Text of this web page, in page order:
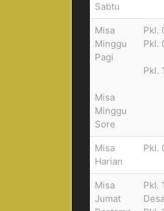
Sabtu
Misa
Minggu
Pagi
Misa
Minggu
Sore
Pkl.
Pkl.
Pkl.
Misa
Harian
Pkl.
Misa
Jumat
Pkl.